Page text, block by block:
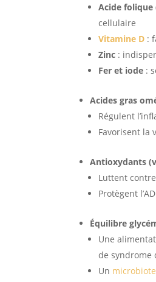
Acide folique
cellulaire
Vitamine D :
Zinc :
Fer et iode :
Acides gras
Régulent
Favorisent la
Antioxydants
Luttent
Protègent
Équilibre
Une
de syndrome
Un